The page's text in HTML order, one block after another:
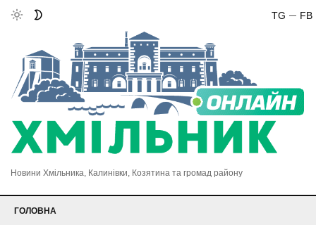
FB
TG
Новини Хмільника, Калинівки, Козятина та громад району
ГОЛОВНА